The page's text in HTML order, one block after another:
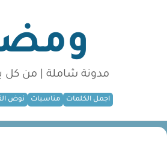
مدونة شاملة | من كل
اجمل الكلمات مناسبات نوض